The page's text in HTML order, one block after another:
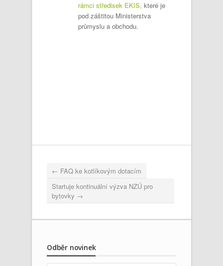
rámci středisek EKIS, které je
pod záštitou Ministerstva
průmyslu a obchodu.
← FAQ ke kotlíkovým dotacím
Startuje kontinuální výzva NZÚ pro
bytovky →
Odběr novinek